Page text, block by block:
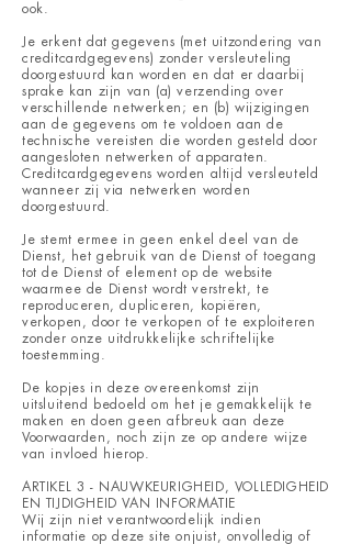
ook.
Je erkent dat gegevens (met uitzondering van
creditcardgegevens) zonder versleuteling
doorgestuurd kan worden en dat er daarbij
sprake kan zijn van (a) verzending over
verschillende netwerken; en (b) wijzigingen
aan de gegevens om te voldoen aan de
technische vereisten die worden gesteld door
aangesloten netwerken of apparaten.
Creditcardgegevens worden altijd versleuteld
wanneer zij via netwerken worden
doorgestuurd.
Je stemt ermee in geen enkel deel van de
Dienst, het gebruik van de Dienst of toegang
tot de Dienst of element op de website
waarmee de Dienst wordt verstrekt, te
reproduceren, dupliceren, kopiëren,
verkopen, door te verkopen of te exploiteren
zonder onze uitdrukkelijke schriftelijke
toestemming.
De kopjes in deze overeenkomst zijn
uitsluitend bedoeld om het je gemakkelijk te
maken en doen geen afbreuk aan deze
Voorwaarden, noch zijn ze op andere wijze
van invloed hierop.
ARTIKEL 3 - NAUWKEURIGHEID, VOLLEDIGHEID
EN TIJDIGHEID VAN INFORMATIE
Wij zijn niet verantwoordelijk indien
informatie op deze site onjuist, onvolledig of